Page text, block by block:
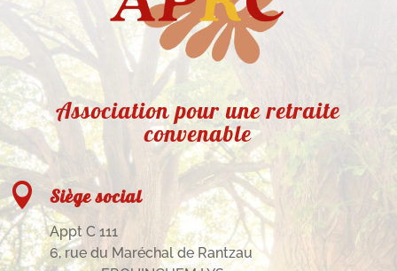
Association pour une retraite
convenable
 Siège social
Appt C 111
6, rue du Maréchal de Rantzau